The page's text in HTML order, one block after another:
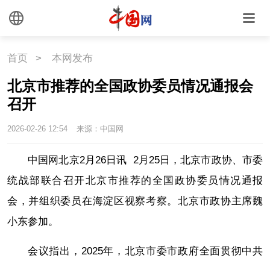
首页 > 本网发布
北京市推荐的全国政协委员情况通报会
召开
2026-02-26 12:54 来源：中国网
中国网北京2月26日讯 2月25日，北京市政协、市委
统战部联合召开北京市推荐的全国政协委员情况通报
会，并组织委员在海淀区视察考察。北京市政协主席魏
小东参加。
会议指出，2025年，北京市委市政府全面贯彻中共